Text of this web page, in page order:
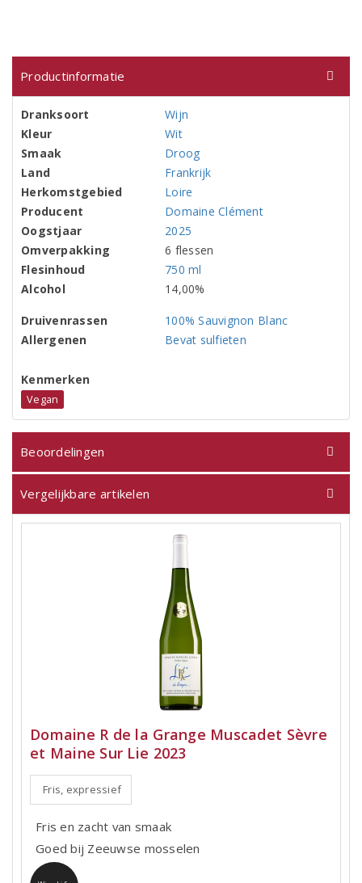
Productinformatie
Dranksoort
Wijn
Kleur
Wit
Smaak
Droog
Land
Frankrijk
Herkomstgebied
Loire
Producent
Domaine Clément
Oogstjaar
2025
Omverpakking
6 flessen
Flesinhoud
750 ml
Alcohol
14,00%
Druivenrassen
100% Sauvignon Blanc
Allergenen
Bevat sulfieten
Kenmerken
Vegan
Beoordelingen
Vergelijkbare artikelen
Domaine R de la Grange Muscadet Sèvre
et Maine Sur Lie 2023
Fris, expressief
Fris en zacht van smaak
Goed bij Zeeuwse mosselen